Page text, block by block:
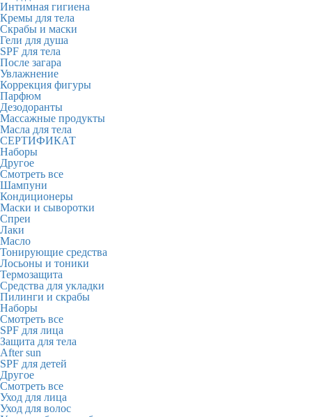
Интимная гигиена
Кремы для тела
Скрабы и маски
Гели для душа
SPF для тела
После загара
Увлажнение
Коррекция фигуры
Парфюм
Дезодоранты
Массажные продукты
Масла для тела
СЕРТИФИКАТ
Наборы
Другое
Смотреть все
Шампуни
Кондиционеры
Маски и сыворотки
Спреи
Лаки
Масло
Тонирующие средства
Лосьоны и тоники
Термозащита
Средства для укладки
Пилинги и скрабы
Наборы
Смотреть все
SPF для лица
Защита для тела
After sun
SPF для детей
Другое
Смотреть все
Уход для лица
Уход для волос